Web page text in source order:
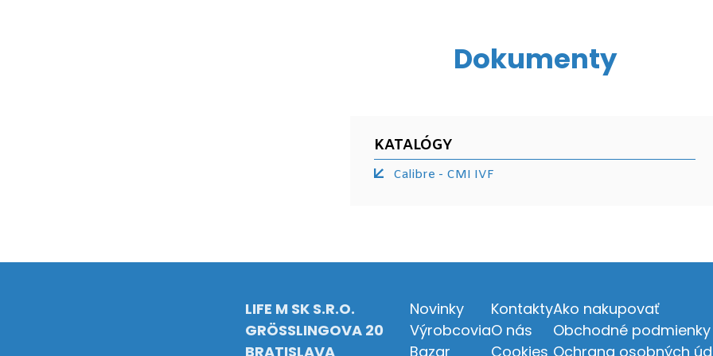
Dokumenty
KATALÓGY
Calibre - CMI IVF
LIFE M SK S.R.O.
GRÖSSLINGOVA 20
BRATISLAVA
Novinky
Výrobcovia
Bazar
Kontakty
O nás
Cookies
Ako nakupovať
Obchodné podmienky
Ochrana osobných